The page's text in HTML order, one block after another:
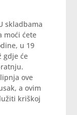
skladbama
moći ćete
u 19
gdje će
ove
a ovim
kriškoj